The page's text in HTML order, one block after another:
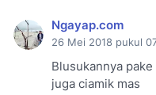
Ngayap.com
26 Mei 2018 pukul
Blusukannya
juga ciamik mas